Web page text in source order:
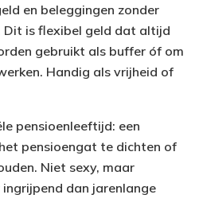
en beleggingen zonder
is flexibel geld dat altijd
gebruikt als buffer óf om
Handig als vrijheid of
pensioenleeftijd: een
pensioengat te dichten of
Niet sexy, maar
dan jarenlange